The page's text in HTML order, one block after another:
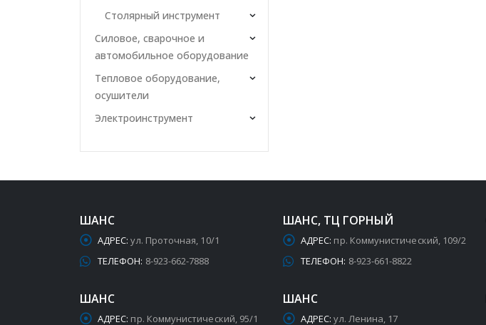
Столярный инструмент
Силовое, сварочное и
автомобильное оборудование
Тепловое оборудование,
осушители
Электроинструмент
ШАНС
АДРЕС: ул. Проточная, 10/1
ТЕЛЕФОН: 8-923-662-7888
ШАНС
АДРЕС: пр. Коммунистический, 95/1
ШАНС, ТЦ ГОРНЫЙ
АДРЕС: пр. Коммунистический, 109/2
ТЕЛЕФОН: 8-923-661-8822
ШАНС
АДРЕС: ул. Ленина, 17